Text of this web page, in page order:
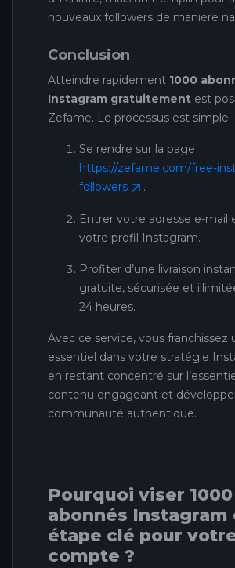
nouveaux followers de manière
Conclusion
Atteindre rapidement 1000
Instagram gratuitement est
Zefame. Le processus est simple :
Se rendre sur la page
https://zefame.com/free-
followers
.
Entrer votre adresse e-mail
votre profil Instagram.
Profiter d’une livraison
gratuite, sécurisée et
24 heures.
Avec ce service, vous franchissez
essentiel dans votre stratégie
en restant concentré sur
contenu engageant et
communauté authentique.
Pourquoi viser 1000
abonnés Instagram
étape clé pour
compte ?